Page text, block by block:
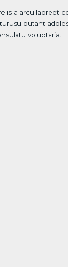
a arcu laoreet
putant
voluptaria.